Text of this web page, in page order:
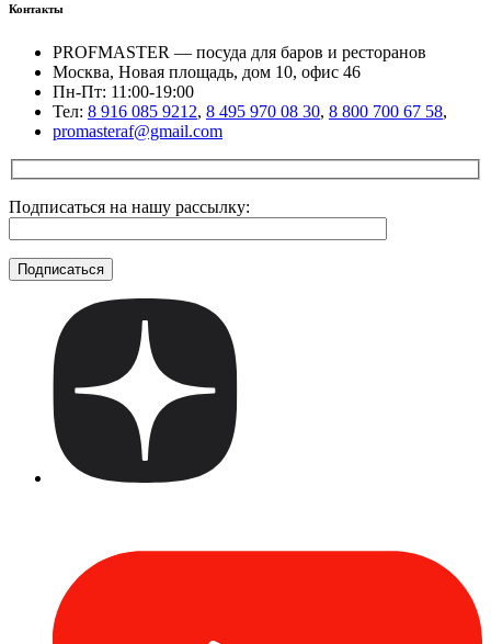
Контакты
PROFMASTER — посуда для баров и ресторанов
Москва, Новая площадь, дом 10, офис 46
Пн-Пт: 11:00-19:00
Тел: 8 916 085 9212, 8 495 970 08 30, 8 800 700 67 58,
promasteraf@gmail.com
Подписаться на нашу рассылку: